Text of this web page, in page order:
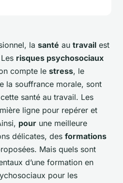
la santé au travail est
risques psychosociaux
compte le stress, le
la souffrance morale, sont
santé au travail. Les
ligne pour repérer et
pour une meilleure
délicates, des formations
Mais quels sont
d’une formation en
pour les